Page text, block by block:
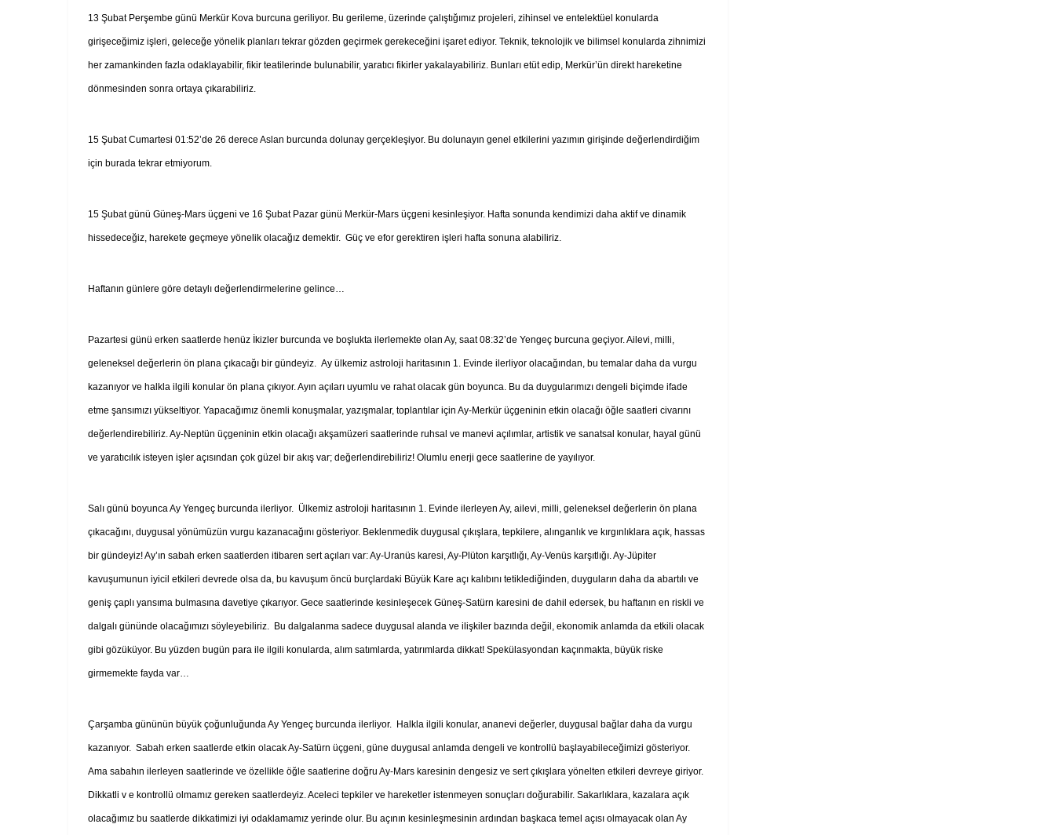
13 Şubat Perşembe günü Merkür Kova burcuna geriliyor. Bu gerileme, üzerinde çalıştığımız projeleri, zihinsel ve entelektüel konularda
girişeceğimiz işleri, geleceğe yönelik planları tekrar gözden geçirmek gerekeceğini işaret ediyor. Teknik, teknolojik ve bilimsel konularda zihnimizi
her zamankinden fazla odaklayabilir, fikir teatilerinde bulunabilir, yaratıcı fikirler yakalayabiliriz. Bunları etüt edip, Merkür’ün direkt hareketine
dönmesinden sonra ortaya çıkarabiliriz.
15 Şubat Cumartesi 01:52’de 26 derece Aslan burcunda dolunay gerçekleşiyor. Bu dolunayın genel etkilerini yazımın girişinde değerlendirdiğim
için burada tekrar etmiyorum.
15 Şubat günü Güneş-Mars üçgeni ve 16 Şubat Pazar günü Merkür-Mars üçgeni kesinleşiyor. Hafta sonunda kendimizi daha aktif ve dinamik
hissedeceğiz, harekete geçmeye yönelik olacağız demektir. Güç ve efor gerektiren işleri hafta sonuna alabiliriz.
Haftanın günlere göre detaylı değerlendirmelerine gelince…
Pazartesi günü erken saatlerde henüz İkizler burcunda ve boşlukta ilerlemekte olan Ay, saat 08:32’de Yengeç burcuna geçiyor. Ailevi, milli,
geleneksel değerlerin ön plana çıkacağı bir gündeyiz. Ay ülkemiz astroloji haritasının 1. Evinde ilerliyor olacağından, bu temalar daha da vurgu
kazanıyor ve halkla ilgili konular ön plana çıkıyor. Ayın açıları uyumlu ve rahat olacak gün boyunca. Bu da duygularımızı dengeli biçimde ifade
etme şansımızı yükseltiyor. Yapacağımız önemli konuşmalar, yazışmalar, toplantılar için Ay-Merkür üçgeninin etkin olacağı öğle saatleri civarını
değerlendirebiliriz. Ay-Neptün üçgeninin etkin olacağı akşamüzeri saatlerinde ruhsal ve manevi açılımlar, artistik ve sanatsal konular, hayal günü
ve yaratıcılık isteyen işler açısından çok güzel bir akış var; değerlendirebiliriz! Olumlu enerji gece saatlerine de yayılıyor.
Salı günü boyunca Ay Yengeç burcunda ilerliyor. Ülkemiz astroloji haritasının 1. Evinde ilerleyen Ay, ailevi, milli, geleneksel değerlerin ön plana
çıkacağını, duygusal yönümüzün vurgu kazanacağını gösteriyor. Beklenmedik duygusal çıkışlara, tepkilere, alınganlık ve kırgınlıklara açık, hassas
bir gündeyiz! Ay’ın sabah erken saatlerden itibaren sert açıları var: Ay-Uranüs karesi, Ay-Plüton karşıtlığı, Ay-Venüs karşıtlığı. Ay-Jüpiter
kavuşumunun iyicil etkileri devrede olsa da, bu kavuşum öncü burçlardaki Büyük Kare açı kalıbını tetiklediğinden, duyguların daha da abartılı ve
geniş çaplı yansıma bulmasına davetiye çıkarıyor. Gece saatlerinde kesinleşecek Güneş-Satürn karesini de dahil edersek, bu haftanın en riskli ve
dalgalı gününde olacağımızı söyleyebiliriz. Bu dalgalanma sadece duygusal alanda ve ilişkiler bazında değil, ekonomik anlamda da etkili olacak
gibi gözüküyor. Bu yüzden bugün para ile ilgili konularda, alım satımlarda, yatırımlarda dikkat! Spekülasyondan kaçınmakta, büyük riske
girmemekte fayda var…
Çarşamba gününün büyük çoğunluğunda Ay Yengeç burcunda ilerliyor. Halkla ilgili konular, ananevi değerler, duygusal bağlar daha da vurgu
kazanıyor. Sabah erken saatlerde etkin olacak Ay-Satürn üçgeni, güne duygusal anlamda dengeli ve kontrollü başlayabileceğimizi gösteriyor.
Ama sabahın ilerleyen saatlerinde ve özellikle öğle saatlerine doğru Ay-Mars karesinin dengesiz ve sert çıkışlara yönelten etkileri devreye giriyor.
Dikkatli v e kontrollü olmamız gereken saatlerdeyiz. Aceleci tepkiler ve hareketler istenmeyen sonuçları doğurabilir. Sakarlıklara, kazalara açık
olacağımız bu saatlerde dikkatimizi iyi odaklamamız yerinde olur. Bu açının kesinleşmesinin ardından başkaca temel açısı olmayacak olan Ay